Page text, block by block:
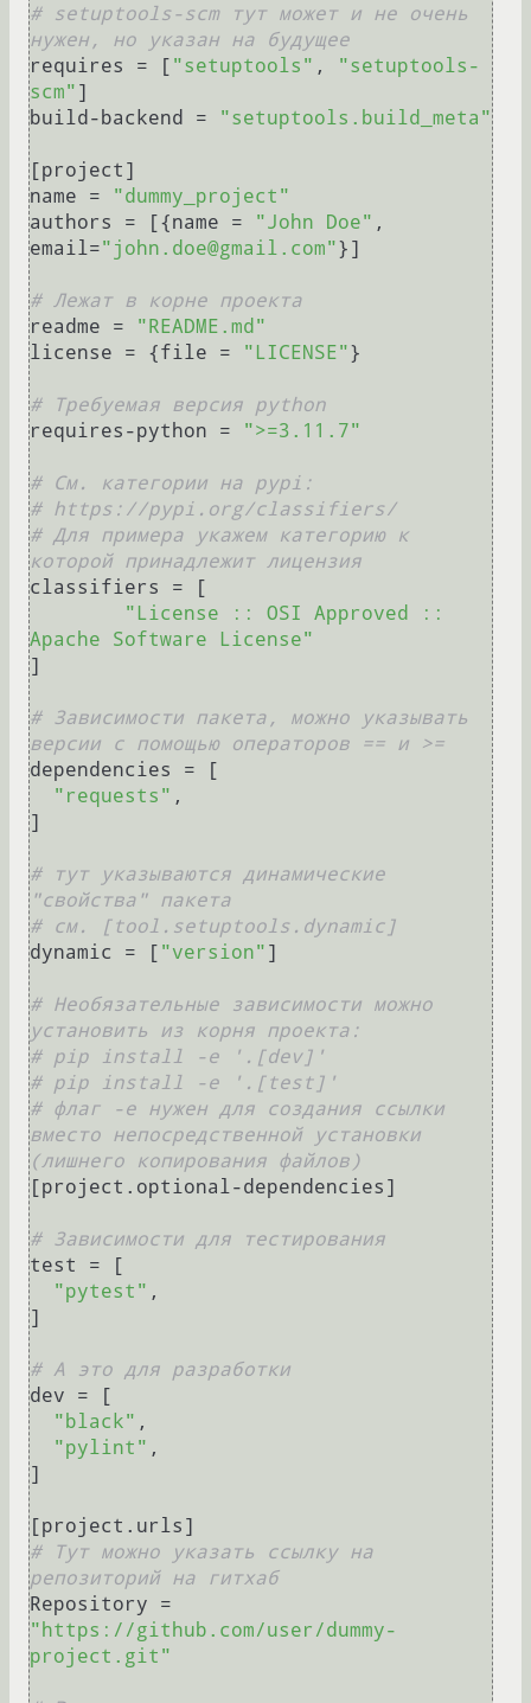
# setuptools-scm тут может и не очень
нужен, но указан на будущее
requires = [ "setuptools" ,
"setuptools-
scm" ]
build-backend =
"setuptools.build_meta"
[project]
name =
"dummy_project"
authors = [{name =
"John Doe" ,
email="john.doe@gmail.com"}]
# Лежат в корне проекта
readme =
"README.md"
license = {file =
"LICENSE"}
# Требуемая версия python
requires-python =
">=3.11.7"
# См. категории на pypi:
# https://pypi.org/classifiers/
# Для примера укажем категорию к
которой принадлежит лицензия
classifiers = [
"License :: OSI Approved ::
Apache Software License"
]
# Зависимости пакета, можно указывать
версии с помощью операторов == и >=
dependencies = [
"requests" ,
]
# тут указываются динамические
"свойства" пакета
# см. [tool.setuptools.dynamic]
dynamic = [ "version" ]
# Необязательные зависимости можно
установить из корня проекта:
# pip install -e '.[dev]'
# pip install -e '.[test]'
# флаг -e нужен для создания ссылки
вместо непосредственной установки
(лишнего копирования файлов)
[project.optional-dependencies]
# Зависимости для тестирования
test = [
"pytest" ,
]
# А это для разработки
dev = [
"black" ,
"pylint" ,
]
# Тут можно указать ссылку на
репозиторий на гитхаб
"https://github.com/user/dummy-
project.git"